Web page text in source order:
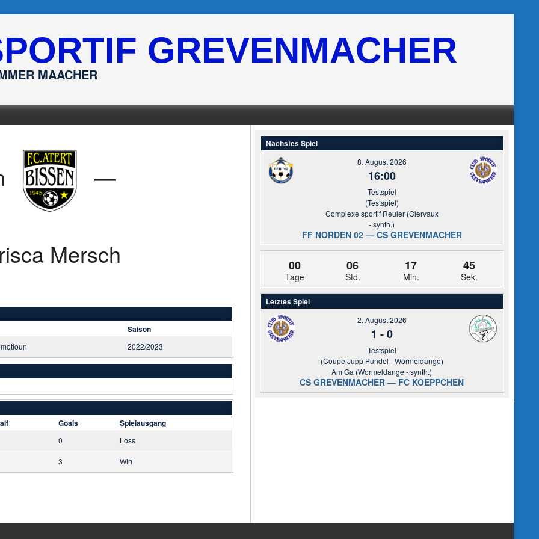
GREVENMACHER
MAACHER
—
Mersch
Saison
2022/2023
Goals Spielausgang
0 Loss
3 Win
Nächstes Spiel
8. August 2026
16:00
Testspiel
(Testspiel)
Complexe sportif Reuler (Clervaux
- synth.)
FF NORDEN 02 — CS GREVENMACHER
00
Tage
06
Std.
17
Min.
44
Sek.
Letztes Spiel
2. August 2026
1 -0
Testspiel
(Coupe Jupp Pundel - Wormeldange)
Am Ga (Wormeldange - synth.)
CS GREVENMACHER — FC KOEPPCHEN